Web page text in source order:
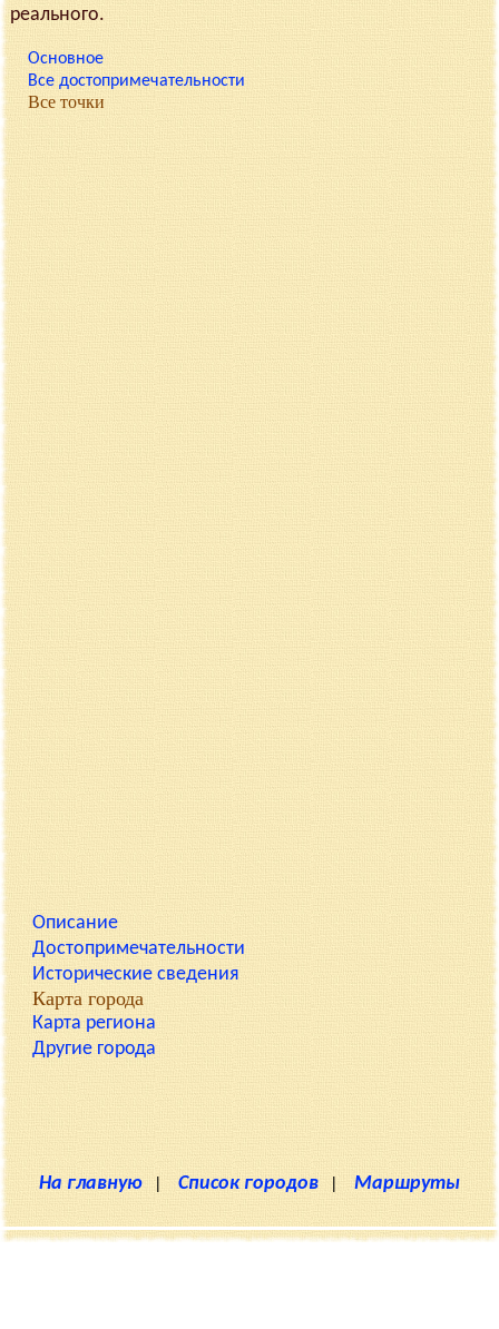
реального.
Основное
Все достопримечательности
Все точки
Описание
Достопримечательности
Исторические сведения
Карта города
Карта региона
Другие города
На главную | Список городов | Маршруты